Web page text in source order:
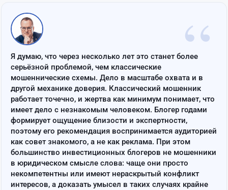
“
Я думаю, что через несколько лет это станет более
серьёзной проблемой, чем классические
мошеннические схемы. Дело в масштабе охвата и в
другой механике доверия. Классический мошенник
работает точечно, и жертва как минимум понимает, что
имеет дело с незнакомым человеком. Блогер годами
формирует ощущение близости и экспертности,
поэтому его рекомендация воспринимается аудиторией
как совет знакомого, а не как реклама. При этом
большинство инвестиционных блогеров не мошенники
в юридическом смысле слова: чаще они просто
некомпетентны или имеют нераскрытый конфликт
интересов, а доказать умысел в таких случаях крайне